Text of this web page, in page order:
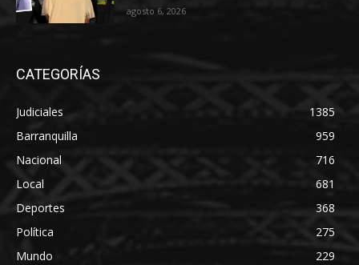
agosto 6, 2026
CATEGORÍAS
Judiciales
1385
Barranquilla
959
Nacional
716
Local
681
Deportes
368
Política
275
Mundo
229